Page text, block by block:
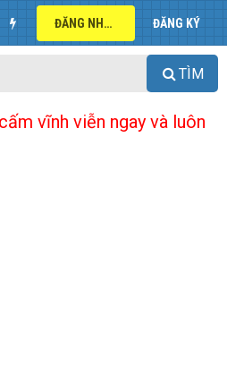
ĐĂNG NHẬP ĐĂNG KÝ
TÌM
vĩnh viễn ngay và luôn